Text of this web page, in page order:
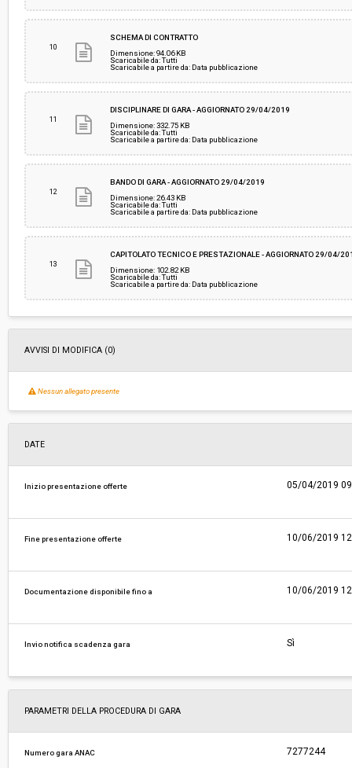
10
SCHEMA DI CONTRATTO
Dimensione: 94.06 KB
Scaricabile da: Tutti
Scaricabile a partire da: Data pubblicazione
11
DISCIPLINARE DI GARA - AGGIORNATO 29/04/2019
Dimensione: 332.75 KB
Scaricabile da: Tutti
Scaricabile a partire da: Data pubblicazione
12
BANDO DI GARA - AGGIORNATO 29/04/2019
Dimensione: 26.43 KB
Scaricabile da: Tutti
Scaricabile a partire da: Data pubblicazione
13
CAPITOLATO TECNICO E PRESTAZIONALE - AGGIORNATO 29/04/
Dimensione: 102.82 KB
Scaricabile da: Tutti
Scaricabile a partire da: Data pubblicazione
AVVISI DI MODIFICA (0)
Nessun allegato presente
DATE
Inizio presentazione offerte 05/04/2019
Fine presentazione offerte 10/06/2019
Documentazione disponibile fino a 10/06/2019
Invio notifica scadenza gara Sì
PARAMETRI DELLA PROCEDURA DI GARA
Numero gara ANAC 7277244